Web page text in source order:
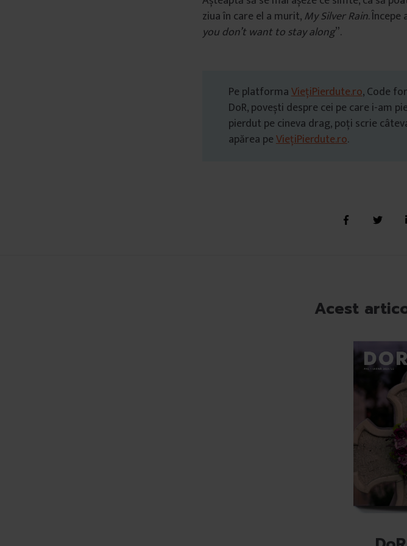
ziua în care el a murit,My Silver Rain. Începe
you don’t want to stay along”.
Pe platformaViețiPierdute.ro, Code
DoR, povești despre cei pe care i-am
pierdut pe cineva drag, poți scrie
apărea peViețiPierdute.ro.
Acest